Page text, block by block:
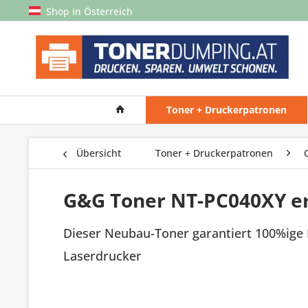
Shop in Österreich
Toner + Druckerpatronen
Übersicht Toner + Druckerpatronen
G&G Toner NT-PC040XY
Dieser Neubau-Toner garantiert
Laserdrucker